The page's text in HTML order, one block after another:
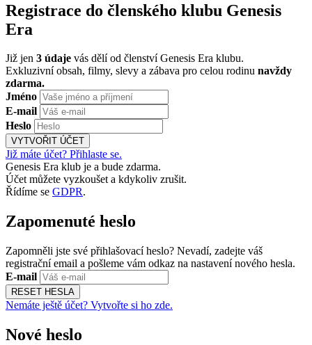
Registrace do členského klubu Genesis
Era
Již jen 3 údaje vás dělí od členství Genesis Era klubu.
Exkluzivní obsah, filmy, slevy a zábava pro celou rodinu navždy
zdarma.
Jméno
E-mail
Heslo
VYTVOŘIT ÚČET
Již máte účet? Přihlaste se.
Genesis Era klub je a bude zdarma.
Účet můžete vyzkoušet a kdykoliv zrušit.
Řídíme se GDPR.
Zapomenuté heslo
Zapomněli jste své přihlašovací heslo? Nevadí, zadejte váš
registrační email a pošleme vám odkaz na nastavení nového hesla.
E-mail
RESET HESLA
Nemáte ještě účet? Vytvořte si ho zde.
Nové heslo